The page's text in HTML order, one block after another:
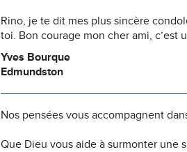
Rino, je te dit mes plus sincère
toi. Bon courage mon cher ami,
Yves Bourque
Edmundston
Nos pensées vous accompagnent
Que Dieu vous aide à surmonter une